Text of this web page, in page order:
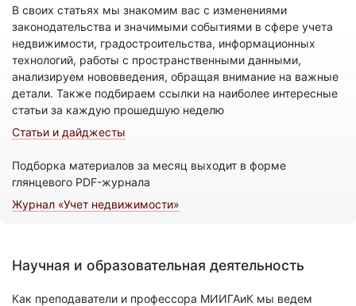
В своих статьях мы знакомим вас с изменениями
законодательства и значимыми событиями в сфере учета
недвижимости, градостроительства, информационных
технологий, работы с пространственными данными,
анализируем нововведения, обращая внимание на важные
детали. Также подбираем ссылки на наиболее интересные
статьи за каждую прошедшую неделю
Статьи и дайджесты
Подборка материалов за месяц выходит в форме
глянцевого PDF-журнала
Журнал «Учет недвижимости»
Научная и образовательная деятельность
Как преподаватели и профессора МИИГАиК мы ведем